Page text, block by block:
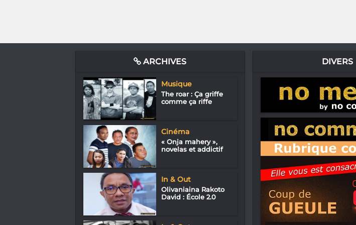
ARCHIVES
Musique
The roar : Ça griffe
comme ça riffe
Cinéma
« Onja mahery »,
novelas et addictif
In & Out
Olivaniaina Rakoto
David : École 2.0
DIVERS